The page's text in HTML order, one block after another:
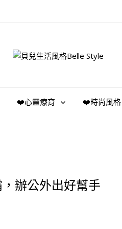
❤️心靈療育 ❤️時尚風格
辦公外出好幫手